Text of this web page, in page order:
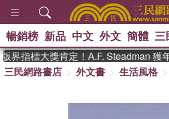
熱搜： 東野
暢銷榜 新品 中文 外文 簡體 三
指標大獎肯定！A.F. Steadman 獲
三民網路書店
外文書 生活風格